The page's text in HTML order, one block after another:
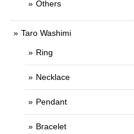
Others
Taro Washimi
Ring
Necklace
Pendant
Bracelet